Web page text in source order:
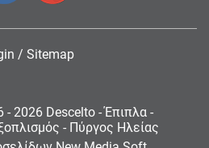
/ Sitemap
2026 Descelto - Έπιπλα -
- Πύργος Ηλείας